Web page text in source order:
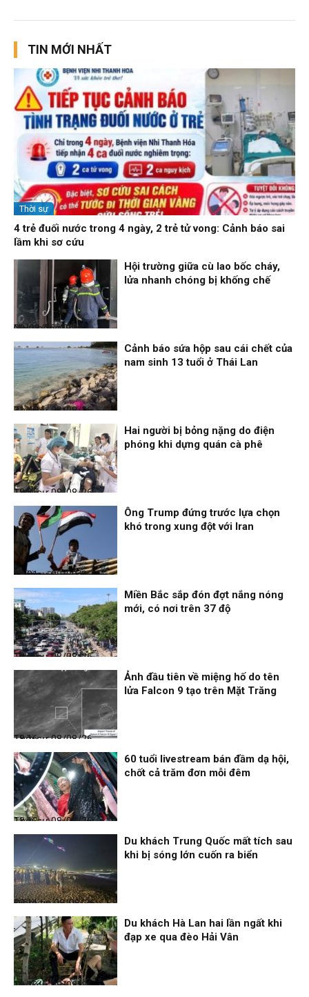
TIN MỚI NHẤT
Thời sự
4 trẻ đuối nước trong 4 ngày, 2 trẻ tử vong: Cảnh báo sai
lầm khi sơ cứu
Nhịp sống 24h
09/08/26, 08:16
Hội trường giữa cù lao bốc cháy,
lửa nhanh chóng bị khống chế
Thời sự
08/08/26, 21:46
Cảnh báo sứa hộp sau cái chết của
nam sinh 13 tuổi ở Thái Lan
Thời sự
08/08/26, 18:25
Hai người bị bỏng nặng do điện
phóng khi dựng quán cà phê
Thời sự
08/08/26, 18:21
Ông Trump đứng trước lựa chọn
khó trong xung đột với Iran
Thời sự
08/08/26, 18:19
Miền Bắc sắp đón đợt nắng nóng
mới, có nơi trên 37 độ
Thời sự
08/08/26, 18:16
Ảnh đầu tiên về miệng hố do tên
lửa Falcon 9 tạo trên Mặt Trăng
Thời sự
08/08/26, 13:13
60 tuổi livestream bán đầm dạ hội,
chốt cả trăm đơn mỗi đêm
Điểm tin
08/08/26, 13:11
Du khách Trung Quốc mất tích sau
khi bị sóng lớn cuốn ra biển
Thời sự
08/08/26, 13:10
Du khách Hà Lan hai lần ngất khi
đạp xe qua đèo Hải Vân